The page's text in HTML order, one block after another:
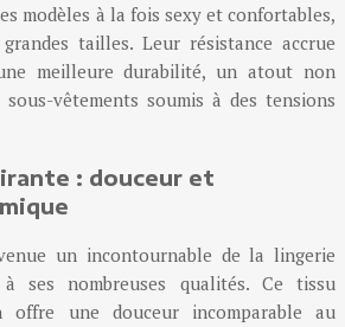
modèles à la fois sexy et confortables,
tailles. Leur résistance accrue
meilleure durabilité, un atout non
vêtements soumis à des tensions
: douceur et
un incontournable de la lingerie
ses nombreuses qualités. Ce tissu
offre une douceur incomparable au